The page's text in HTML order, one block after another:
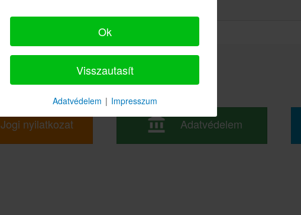
Jogi nyilatkozat Adatvédelem
Ok
Visszautasít
Adatvédelem | Impresszum